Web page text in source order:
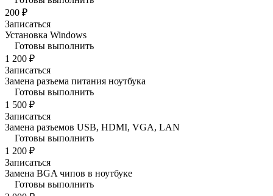
200 ₽
Записаться
Установка Windows
Готовы выполнить
1 200 ₽
Записаться
Замена разъема питания ноутбука
Готовы выполнить
1 500 ₽
Записаться
Замена разъемов USB, HDMI, VGA, LAN
Готовы выполнить
1 200 ₽
Записаться
Замена BGA чипов в ноутбуке
Готовы выполнить